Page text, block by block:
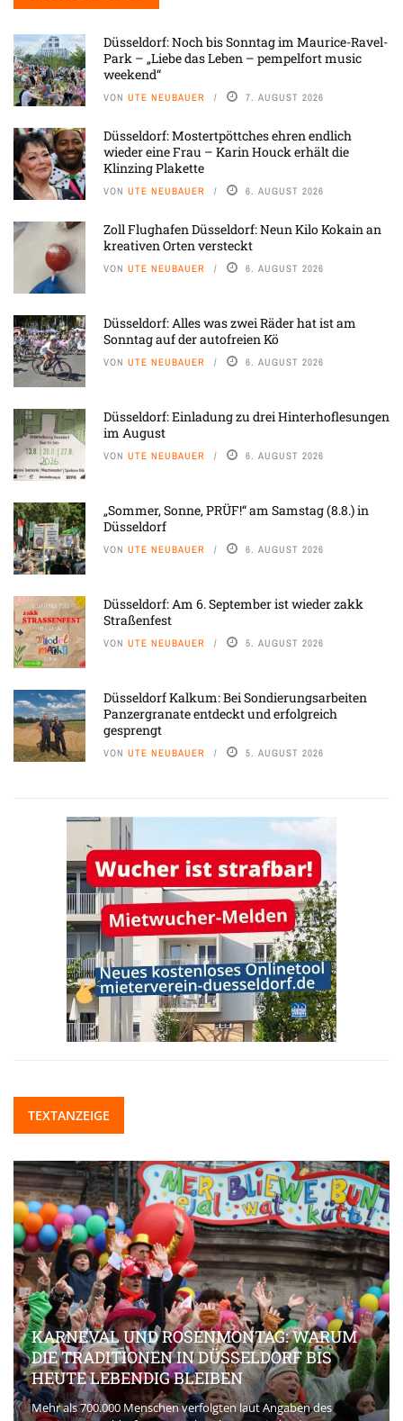
Düsseldorf: Noch bis Sonntag im Maurice-Ravel-
Park – „Liebe das Leben – pempelfort music
weekend“
VON UTE NEUBAUER 7. AUGUST 2026
Düsseldorf: Mostertpöttches ehren endlich
wieder eine Frau – Karin Houck erhält die
Klinzing Plakette
VON UTE NEUBAUER 6. AUGUST 2026
Zoll Flughafen Düsseldorf: Neun Kilo Kokain an
kreativen Orten versteckt
VON UTE NEUBAUER 6. AUGUST 2026
Düsseldorf: Alles was zwei Räder hat ist am
Sonntag auf der autofreien Kö
VON UTE NEUBAUER 6. AUGUST 2026
Düsseldorf: Einladung zu drei Hinterhoflesungen
im August
VON UTE NEUBAUER 6. AUGUST 2026
„Sommer, Sonne, PRÜF!“ am Samstag (8.8.) in
Düsseldorf
VON UTE NEUBAUER 6. AUGUST 2026
Düsseldorf: Am 6. September ist wieder zakk
Straßenfest
VON UTE NEUBAUER 5. AUGUST 2026
Düsseldorf Kalkum: Bei Sondierungsarbeiten
Panzergranate entdeckt und erfolgreich
gesprengt
VON UTE NEUBAUER 5. AUGUST 2026
TEXTANZEIGE
KARNEVAL UND ROSENMONTAG: WARUM
DIE TRADITIONEN IN DÜSSELDORF BIS
HEUTE LEBENDIG BLEIBEN
Mehr als 700.000 Menschen verfolgten laut Angaben des